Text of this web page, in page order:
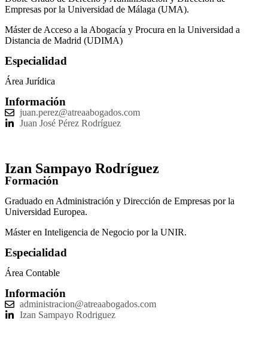
Empresas por la Universidad de Málaga (UMA).
Máster de Acceso a la Abogacía y Procura en la Universidad a
Distancia de Madrid (UDIMA)
Especialidad
Área Jurídica
Información
juan.perez@atreaabogados.com
Juan José Pérez Rodríguez
Izan Sampayo Rodríguez
Formación
Graduado en Administración y Dirección de Empresas por la
Universidad Europea.
Máster en Inteligencia de Negocio por la UNIR.
Especialidad
Área Contable
Información
administracion@atreaabogados.com
Izan Sampayo Rodriguez